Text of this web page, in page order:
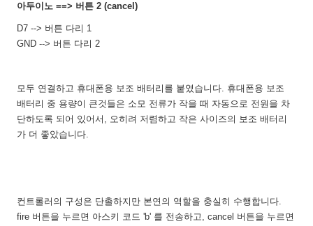
아두이노 ==> 버튼 2 (cancel)
D7 --> 버튼 다리 1
GND --> 버튼 다리 2
모두 연결하고 휴대폰용 보조 배터리를 붙였습니다. 휴대폰용 보조
배터리 중 용량이 큰것들은 소모 전류가 작을 때 자동으로 전원을 차
단하도록 되어 있어서, 오히려 저렴하고 작은 사이즈의 보조 배터리
가 더 좋았습니다.
컨트롤러의 구성은 단촐하지만 본연의 역할을 충실히 수행합니다.
fire 버튼을 누르면 아스키 코드 'b' 를 전송하고, cancel 버튼을 누르면